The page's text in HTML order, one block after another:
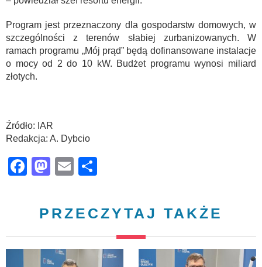
Program jest przeznaczony dla gospodarstw domowych, w
szczególności z terenów słabiej zurbanizowanych. W
ramach programu „Mój prąd” będą dofinansowane instalacje
o mocy od 2 do 10 kW. Budżet programu wynosi miliard
złotych.
Źródło: IAR
Redakcja: A. Dybcio
Facebook
Mastodon
Email
PRZECZYTAJ TAKŻE